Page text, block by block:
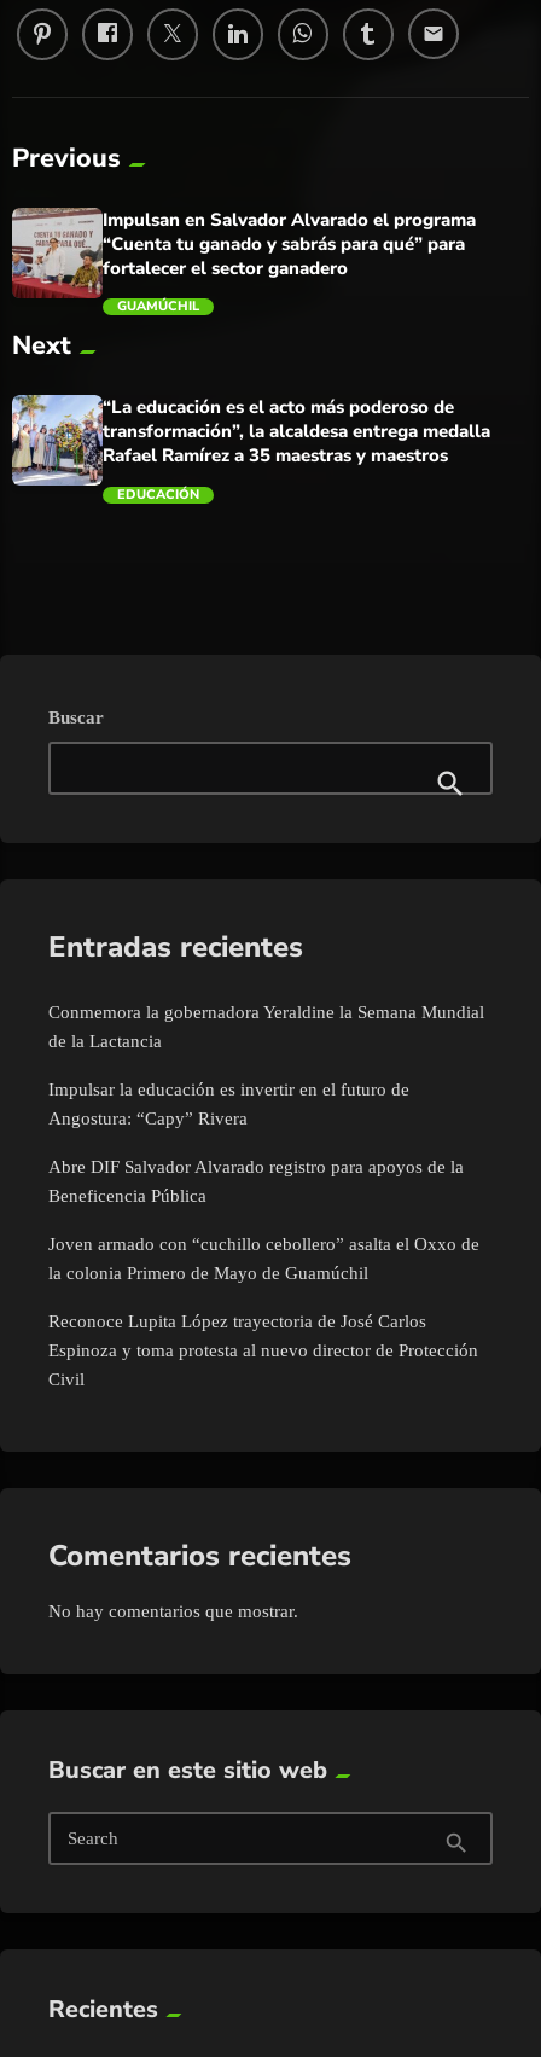
email
Previous
Impulsan en Salvador Alvarado el programa
“Cuenta tu ganado y sabrás para qué” para
fortalecer el sector ganadero
GUAMÚCHIL
Next
“La educación es el acto más poderoso de
transformación”, la alcaldesa entrega medalla
Rafael Ramírez a 35 maestras y maestros
EDUCACIÓN
Buscar
Entradas recientes
Conmemora la gobernadora Yeraldine la Semana Mundial
de la Lactancia
Impulsar la educación es invertir en el futuro de
Angostura: “Capy” Rivera
Abre DIF Salvador Alvarado registro para apoyos de la
Beneficencia Pública
Joven armado con “cuchillo cebollero” asalta el Oxxo de
la colonia Primero de Mayo de Guamúchil
Reconoce Lupita López trayectoria de José Carlos
Espinoza y toma protesta al nuevo director de Protección
Civil
Comentarios recientes
No hay comentarios que mostrar.
Buscar en este sitio web
Search search
Recientes